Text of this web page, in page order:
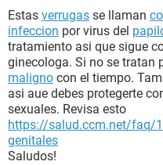
Estas verrugas se llaman
infeccion por virus del
tratamiento asi que sigue
ginecologa. Si no se tratan
maligno con el tiempo.
asi aue debes protegerte
sexuales. Revisa esto
https://salud.ccm.net/faq/
genitales
Saludos!